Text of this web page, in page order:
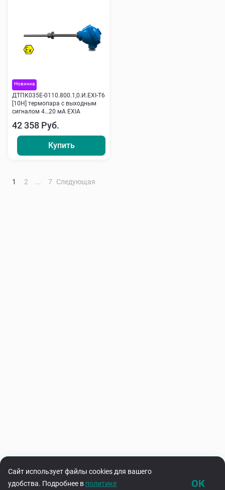
Сайт использует файлы cookies для вашего
удобства. Подробнее в политике
ОК
Новинка
ДТПК035Е-0110.800.1,0.И.ЕХI-Т6
[10Н] термопара с выходным
сигналом 4…20 мА EXIA
42 358 Руб.
Купить
1 2 ... 7 Следующая